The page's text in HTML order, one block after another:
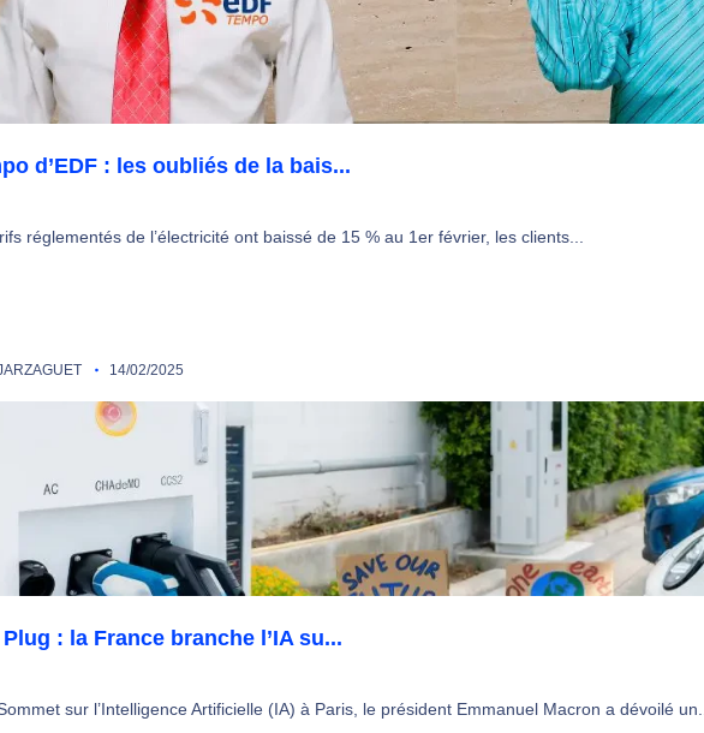
d’EDF : les oubliés de la bais...
réglementés de l’électricité ont baissé de 15 % au 1er février, les clients...
14/02/2025
: la France branche l’IA su...
sur l’Intelligence Artificielle (IA) à Paris, le président Emmanuel Macron a dévoilé un...